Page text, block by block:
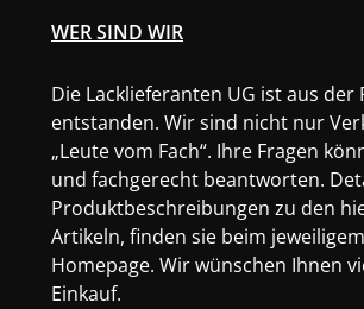
WER SIND WIR
Die Lacklieferanten UG ist aus der
entstanden. Wir sind nicht nur
„Leute vom Fach“. Ihre Fragen
und fachgerecht beantworten.
Produktbeschreibungen zu den
Artikeln, finden sie beim
Homepage. Wir wünschen Ihnen
Einkauf.